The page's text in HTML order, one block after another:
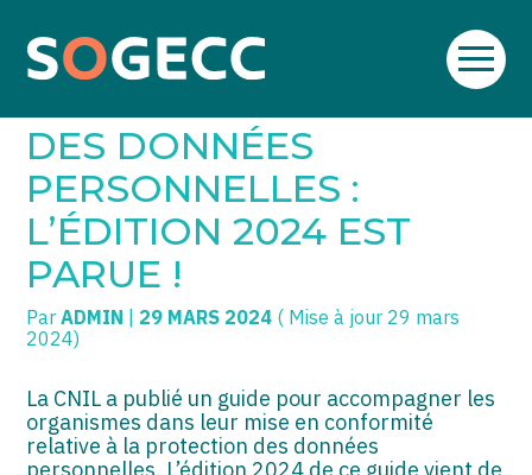
Aller
SOGECC – Coignières
SOGECC – Noisy
SOGECC – République
SOGECC – Turbigo
TPE/PME
COMMERÇANTS
GROUPE
SCI / LMNP
PROFESSIONS LIBÉRALES
HOLDING
EXPATRIÉ NON RÉSIDANT
Créer et reprendre une activité
Gérer votre quotidien
Piloter votre entreprise
Développer votre entreprise
Construire votre patrimoine
Être prêt pour la facturation
électronique
GUIDE DE LA SÉCURITÉ
DES DONNÉES
PERSONNELLES :
L’ÉDITION 2024 EST
PARUE !
ParADMIN 29 MARS 2024 ( Mise à jour 29 mars
2024)
La CNIL a publié un guide pour accompagner les
organismes dans leur mise en conformité
relative à la protection des données